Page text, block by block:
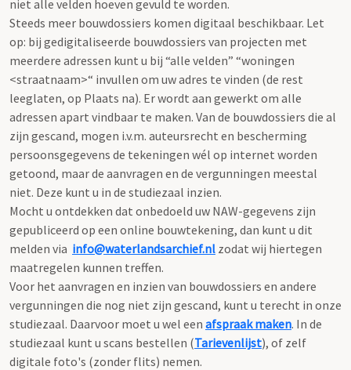
niet alle velden hoeven gevuld te worden.
Steeds meer bouwdossiers komen digitaal beschikbaar. Let
op: bij gedigitaliseerde bouwdossiers van projecten met
meerdere adressen kunt u bij “alle velden” “woningen
<straatnaam>“ invullen om uw adres te vinden (de rest
leeglaten, op Plaats na). Er wordt aan gewerkt om alle
adressen apart vindbaar te maken. Van de bouwdossiers die al
zijn gescand, mogen i.v.m. auteursrecht en bescherming
persoonsgegevens de tekeningen wél op internet worden
getoond, maar de aanvragen en de vergunningen meestal
niet. Deze kunt u in de studiezaal inzien.
Mocht u ontdekken dat onbedoeld uw NAW-gegevens zijn
gepubliceerd op een online bouwtekening, dan kunt u dit
melden via info@waterlandsarchief.nl zodat wij hiertegen
maatregelen kunnen treffen.
Voor het aanvragen en inzien van bouwdossiers en andere
vergunningen die nog niet zijn gescand, kunt u terecht in onze
studiezaal. Daarvoor moet u wel een afspraak maken. In de
studiezaal kunt u scans bestellen (Tarievenlijst), of zelf
digitale foto's (zonder flits) nemen.